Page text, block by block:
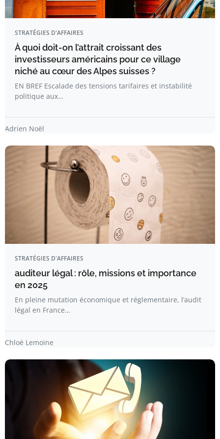
STRATÉGIES D'AFFAIRES
À quoi doit-on l’attrait croissant des
investisseurs américains pour ce village
niché au cœur des Alpes suisses ?
EN BREF Escalade des tensions tarifaires et instabilité
politique aux…
Adrien Noël
STRATÉGIES D'AFFAIRES
auditeur légal : rôle, missions et importance
en 2025
En pleine mutation économique et réglementaire, l’audit
légal en France…
Chloé Lemoine